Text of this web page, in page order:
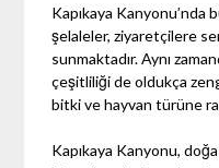
Kapıkaya Kanyonu’nda
şelaleler, ziyaretçilere
sunmaktadır. Aynı
çeşitliliği de oldukça
bitki ve hayvan türüne
Kapıkaya Kanyonu,